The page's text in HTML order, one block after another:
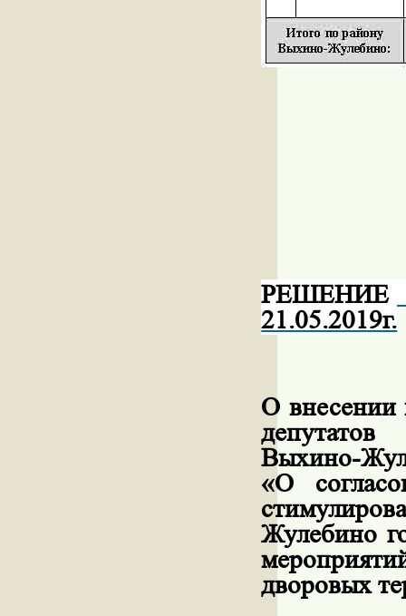
21.05.2019г.
О внесении
Выхино-
«О
Жулебино
дворовых